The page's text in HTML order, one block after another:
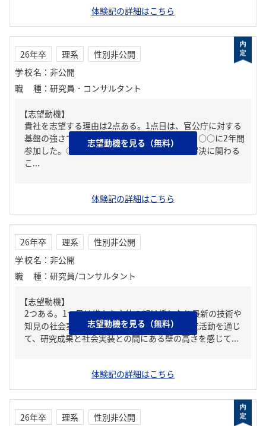
体験記の詳細はこちら
26年卒 理系
性別非公開
学校名 ： 非公開
職種 ： 研究員・コンサルタント
【志望動機】
貴社を志望する理由は2点ある。1点目は、官公庁に対する
基盤の強さである。私は研究活動と並行して、○○に2年間
参加した。○○を行ったことで、社会問題の解決に関わる
こ...
体験記の詳細はこちら
志望動機を見る（無料）
26年卒 理系
性別非公開
学校名 ： 非公開
職種 ： 研究員/コンサルタント
【志望動機】
2つある。1つ目は様々な主体の架け橋となり最新の技術や
知見の社会実装に携わりたいからだ。私は研究活動を通じ
て、研究成果と社会実装との間にある壁の高さを感じて...
体験記の詳細はこちら
志望動機を見る（無料）
26年卒 理系
性別非公開